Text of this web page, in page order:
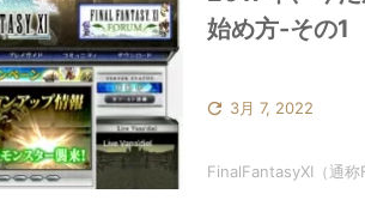
始め方-その1
 3月 7, 2022
FinalFantasyXI（通